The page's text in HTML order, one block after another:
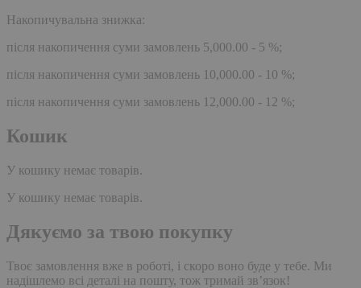
Накопичувальна знижка:
після накопичення суми замовлень 5,000.00 - 5 %;
після накопичення суми замовлень 10,000.00 - 10 %;
після накопичення суми замовлень 12,000.00 - 12 %;
Кошик
У кошику немає товарів.
У кошику немає товарів.
Дякуємо за твою покупку
Твоє замовлення вже в роботі, і скоро воно буде у тебе. Ми
надішлемо всі деталі на пошту, тож тримай зв’язок!